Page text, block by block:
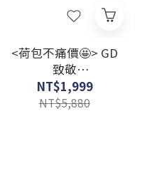
<荷包不痛價🤩> GD
致敬
2024mamaAwards
GD Q版潮玩
NT$1,999
NT$5,880